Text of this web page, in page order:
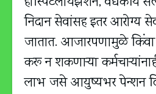
निदान सेवांसह इतर आरोग्य
जातात. आजारपणामुळे
करू न शकणाऱ्या
लाभ जसे आयुष्यभर पेन्शन